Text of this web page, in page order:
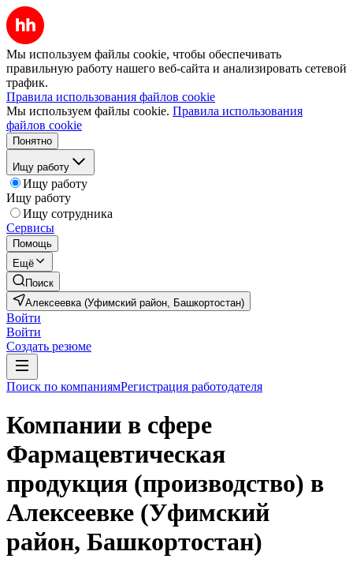
Мы используем файлы cookie, чтобы обеспечивать
правильную работу нашего веб-сайта и анализировать сетевой
трафик.
Правила использования файлов cookie
Мы используем файлы cookie. Правила использования
файлов cookie
Понятно
Ищу работу
Ищу работу
Ищу работу
Ищу сотрудника
Сервисы
Помощь
Ещё
Поиск
Алексеевка (Уфимский район, Башкортостан)
Войти
Войти
Создать резюме
Поиск по компаниямРегистрация работодателя
Компании в сфере
Фармацевтическая
продукция (производство) в
Алексеевке (Уфимский
район, Башкортостан)